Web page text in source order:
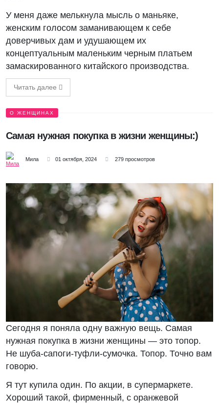
У меня даже мелькнула мысль о маньяке,
женским голосом заманивающем к себе
доверчивых дам и удушающем их
концептуальным маленьким черным платьем
замаскированного китайского производства.
Читать далее
О ЖЕНЩИНАХ
Самая нужная покупка в жизни женщины:)
Мила 01 октября, 2024 279 просмотров
Сегодня я поняла одну важную вещь. Самая
нужная покупка в жизни женщины — это топор.
Не шуба-сапоги-туфли-сумочка. Топор. Точно вам
говорю.
Я тут купила один. По акции, в супермаркете.
Хороший такой, фирменный, с оранжевой